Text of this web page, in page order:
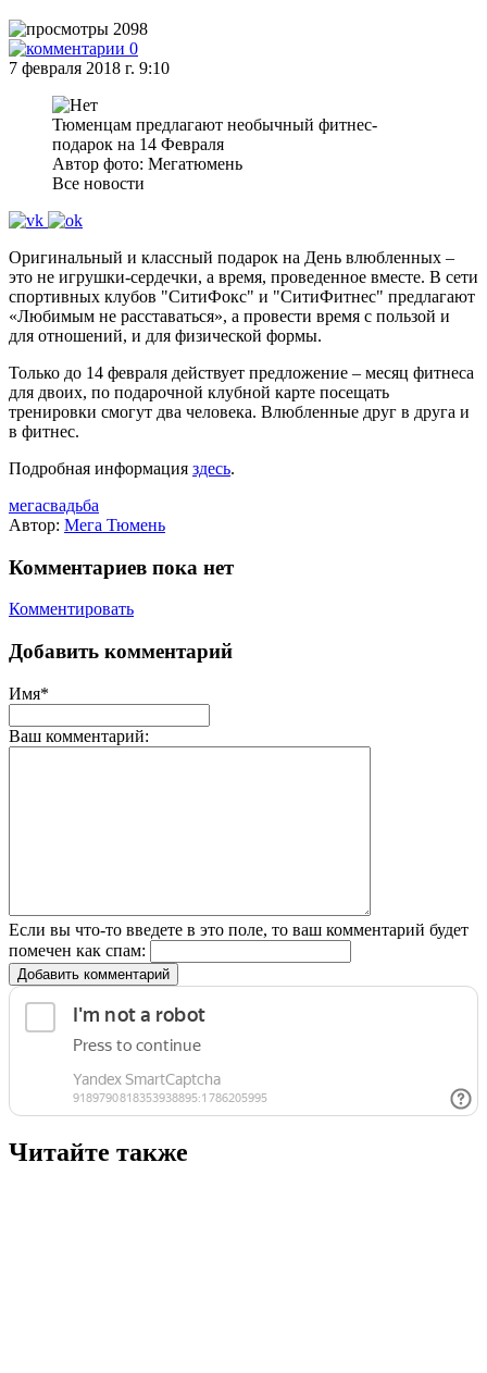
2098
0
7 февраля 2018 г. 9:10
Тюменцам предлагают необычный фитнес-
подарок на 14 Февраля
Автор фото: Мегатюмень
Все новости
Оригинальный и классный подарок на День влюбленных –
это не игрушки-сердечки, а время, проведенное вместе. В сети
спортивных клубов "СитиФокс" и "СитиФитнес" предлагают
«Любимым не расставаться», а провести время с пользой и
для отношений, и для физической формы.
Только до 14 февраля действует предложение – месяц фитнеса
для двоих, по подарочной клубной карте посещать
тренировки смогут два человека. Влюбленные друг в друга и
в фитнес.
Подробная информация здесь.
мегасвадьба
Автор: Мега Тюмень
Комментариев пока нет
Комментировать
Добавить комментарий
Имя*
Ваш комментарий:
Если вы что-то введете в это поле, то ваш комментарий будет
помечен как спам:
Добавить комментарий
Читайте также